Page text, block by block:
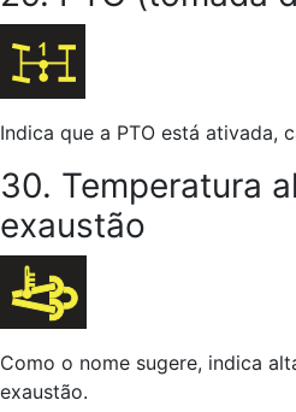
Indica que a PTO está ativada,
30. Temperatura
exaustão
Como o nome sugere, indica
exaustão.